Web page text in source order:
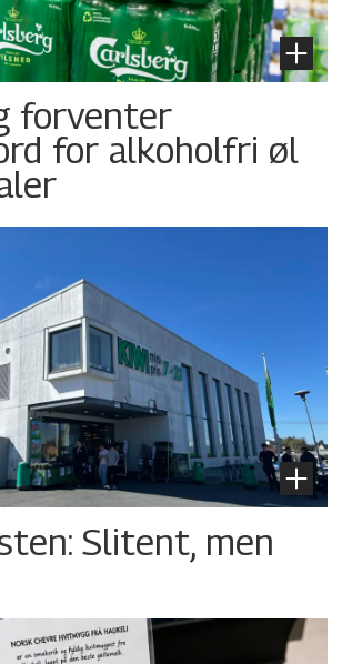
forventer
for alkoholfri øl
Slitent, men